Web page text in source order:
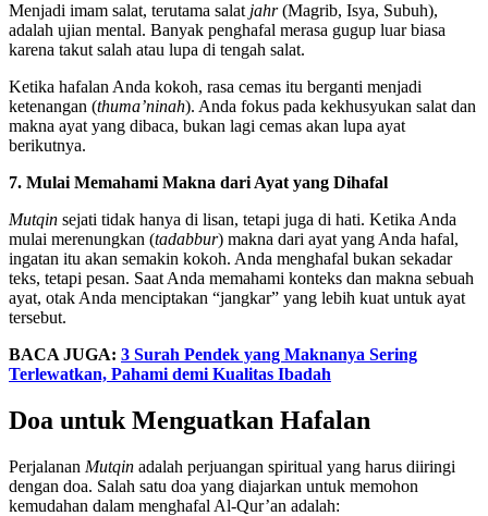
Menjadi imam salat, terutama salat jahr(Magrib, Isya, Subuh),
adalah ujian mental. Banyak penghafal merasa gugup luar biasa
karena takut salah atau lupa di tengah salat.
Ketika hafalan Anda kokoh, rasa cemas itu berganti menjadi
ketenangan (thuma’ninah). Anda fokus pada kekhusyukan salat dan
makna ayat yang dibaca, bukan lagi cemas akan lupa ayat
berikutnya.
7. Mulai Memahami Makna dari Ayat yang Dihafal
Mutqin sejati tidak hanya di lisan, tetapi juga di hati. Ketika Anda
mulai merenungkan (tadabbur) makna dari ayat yang Anda hafal,
ingatan itu akan semakin kokoh. Anda menghafal bukan sekadar
teks, tetapi pesan. Saat Anda memahami konteks dan makna sebuah
ayat, otak Anda menciptakan “jangkar” yang lebih kuat untuk ayat
tersebut.
BACA JUGA: 3 Surah Pendek yang Maknanya Sering
Terlewatkan, Pahami demi Kualitas Ibadah
Doa untuk Menguatkan Hafalan
Perjalanan Mutqin adalah perjuangan spiritual yang harus diiringi
dengan doa. Salah satu doa yang diajarkan untuk memohon
kemudahan dalam menghafal Al-Qur’an adalah: